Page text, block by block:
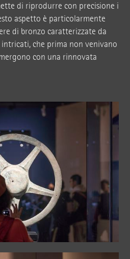
di riprodurre con precisione i
aspetto è particolarmente
di bronzo caratterizzate da
che prima non venivano
con una rinnovata